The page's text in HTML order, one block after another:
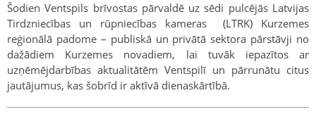
Šodien Ventspils brīvostas pārvaldē uz sēdi pulcējās Latvijas
Tirdzniecības un rūpniecības kameras (LTRK) Kurzemes
reģionālā padome – publiskā un privātā sektora pārstāvji no
dažādiem Kurzemes novadiem, lai tuvāk iepazītos ar
uzņēmējdarbības aktualitātēm Ventspilī un pārrunātu citus
jautājumus, kas šobrīd ir aktīvā dienaskārtībā.